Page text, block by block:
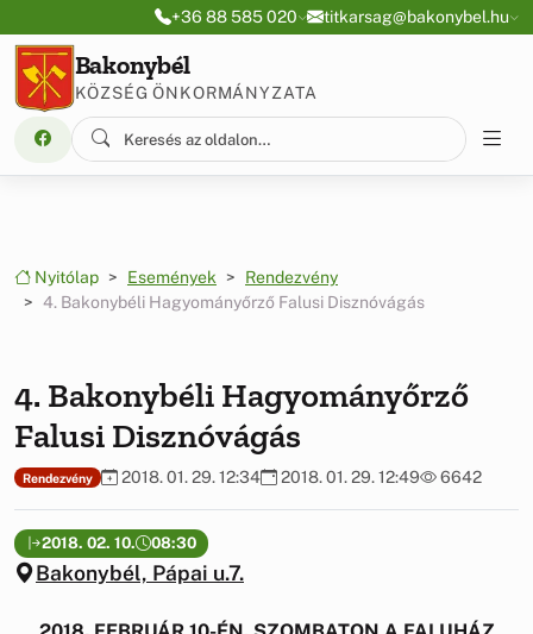
Ugrás a menüre
Ugrás a tartalomra+36 88 585 020 titkarsag@bakonybel.hu
Bakonybél
KÖZSÉG ÖNKORMÁNYZATA
Nyitólap Események
Rendezvény
4. Bakonybéli Hagyományőrző Falusi Disznóvágás
4. Bakonybéli Hagyományőrző
Falusi Disznóvágás
Rendezvény 2018. 01. 29. 12:34 2018. 01. 29. 12:49 6642
2018. 02. 10. 08:30
Bakonybél, Pápai u.7.